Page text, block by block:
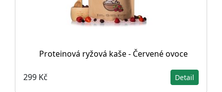
Proteinová ryžová kaše - Červené ovoce
299 Kč Detail